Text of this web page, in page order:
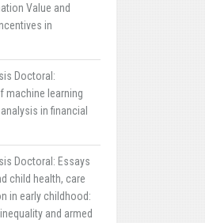
Value and
in
Doctoral:
machine learning
in financial
Doctoral: Essays
child health, care
in early childhood:
and armed